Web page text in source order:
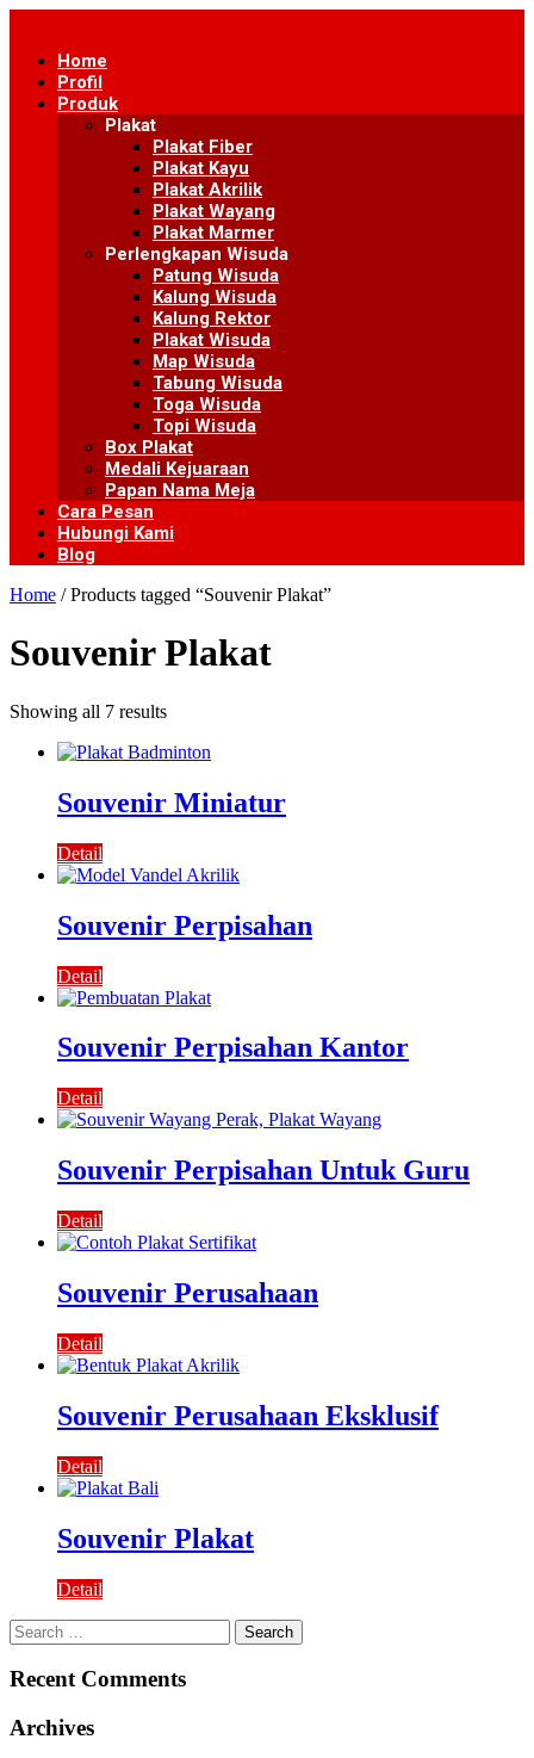
contentHome
Profil
Produk
Plakat
Plakat Fiber
Plakat Kayu
Plakat Akrilik
Plakat Wayang
Plakat Marmer
Perlengkapan Wisuda
Patung Wisuda
Kalung Wisuda
Kalung Rektor
Plakat Wisuda
Map Wisuda
Tabung Wisuda
Toga Wisuda
Topi Wisuda
Box Plakat
Medali Kejuaraan
Papan Nama Meja
Cara Pesan
Hubungi Kami
Blog
Home / Products tagged “Souvenir Plakat”
Souvenir Plakat
Showing all 7 results
Souvenir Miniatur
Detail
Souvenir Perpisahan
Detail
Souvenir Perpisahan Kantor
Detail
Souvenir Perpisahan Untuk Guru
Detail
Souvenir Perusahaan
Detail
Souvenir Perusahaan Eksklusif
Detail
Souvenir Plakat
Detail
Search
for:
Recent Comments
Archives